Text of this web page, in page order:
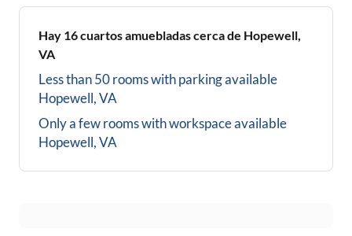
Hay 16cuartos amuebladas cerca de Hopewell,
VA
Less than 50 rooms with parking available
Hopewell, VA
Only a few rooms with workspace available
Hopewell, VA